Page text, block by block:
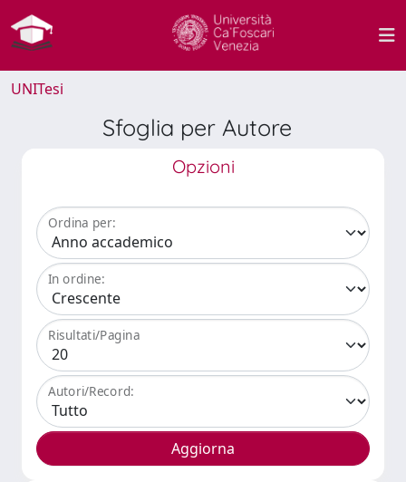
UNITesi
Sfoglia per Autore
Opzioni
Ordina per:
In ordine:
Risultati/Pagina
Autori/Record: